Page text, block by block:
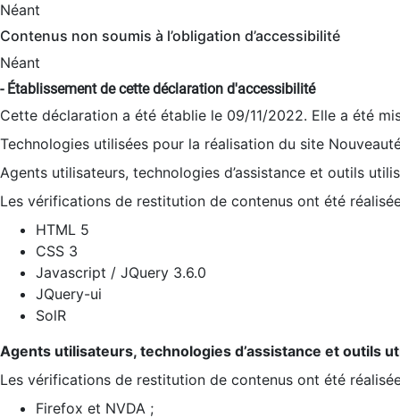
Néant
Contenus non soumis à l’obligation d’accessibilité
Néant
- Établissement de cette déclaration d'accessibilité
Cette déclaration a été établie le 09/11/2022. Elle a été
Technologies utilisées pour la réalisation du site
Agents utilisateurs, technologies d’assistance et outils
Les vérifications de restitution de contenus ont été
HTML 5
CSS 3
Javascript / JQuery 3.6.0
JQuery-ui
SolR
Agents utilisateurs, technologies d’assistance et outils
Les vérifications de restitution de contenus ont été
Firefox et NVDA ;